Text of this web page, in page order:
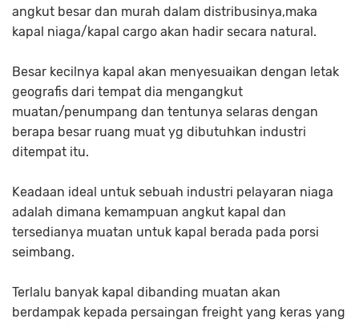
angkut besar dan murah dalam distribusinya,maka
kapal niaga/kapal cargo akan hadir secara natural.
Besar kecilnya kapal akan menyesuaikan dengan letak
geografis dari tempat dia mengangkut
muatan/penumpang dan tentunya selaras dengan
berapa besar ruang muat yg dibutuhkan industri
ditempat itu.
Keadaan ideal untuk sebuah industri pelayaran niaga
adalah dimana kemampuan angkut kapal dan
tersedianya muatan untuk kapal berada pada porsi
seimbang.
Terlalu banyak kapal dibanding muatan akan
berdampak kepada persaingan freight yang keras yang